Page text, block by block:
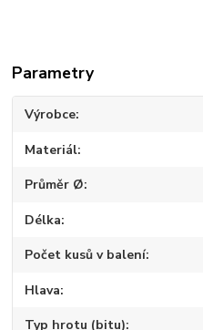
Parametry
Výrobce
Materiál
Průměr Ø
Délka
Počet kusů v balení
Hlava
Typ hrotu (bitu)